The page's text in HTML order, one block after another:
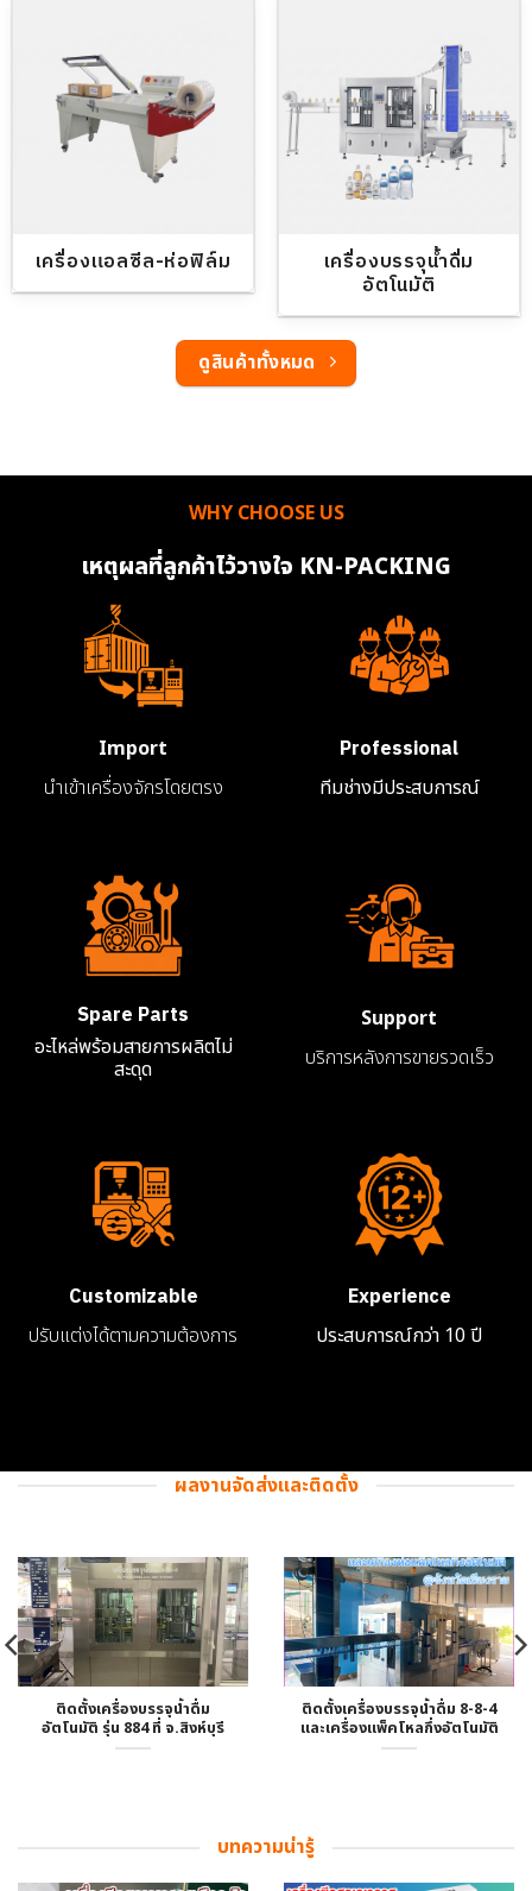
เครื่องแอลซีล-ห่อฟิล์ม เครื่องบรรจุน้ำดื่ม
อัตโนมัติ
ดูสินค้าทั้งหมด
WHY CHOOSE US
เหตุผลที่ลูกค้าไว้วางใจ KN-PACKING
Import
นำเข้าเครื่องจักรโดยตรง
Professional
ทีมช่างมีประสบการณ์
Spare Parts
อะไหล่พร้อมสายการผลิตไม่
สะดุด
Support
บริการหลังการขายรวดเร็ว
Customizable
ปรับแต่งได้ตามความต้องการ
Experience
ประสบการณ์กว่า 10 ปี
ผลงานจัดส่งและติดตั้ง
ติดตั้งเครื่องบรรจุน้ำดื่ม
อัตโนมัติ รุ่น 884 ที่ จ.สิงห์บุรี
ติดตั้งเครื่องบรรจุน้ำดื่ม 8-8-4
และเครื่องแพ็คโหลกึ่งอัตโนมัติ
บทความน่ารู้